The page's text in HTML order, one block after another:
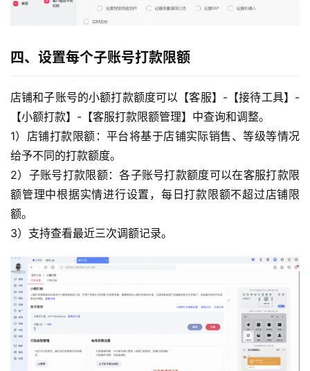
四、设置每个子账号打款限额
店铺和子账号的小额打款额度可以【客服】-【接待工具】-
【小额打款】-【客服打款限额管理】中查询和调整。
1）店铺打款限额：平台将基于店铺实际销售、等级等情况
给予不同的打款额度。
2）子账号打款限额：各子账号打款额度可以在客服打款限
额管理中根据实情进行设置，每日打款限额不超过店铺限
额。
3）支持查看最近三次调额记录。